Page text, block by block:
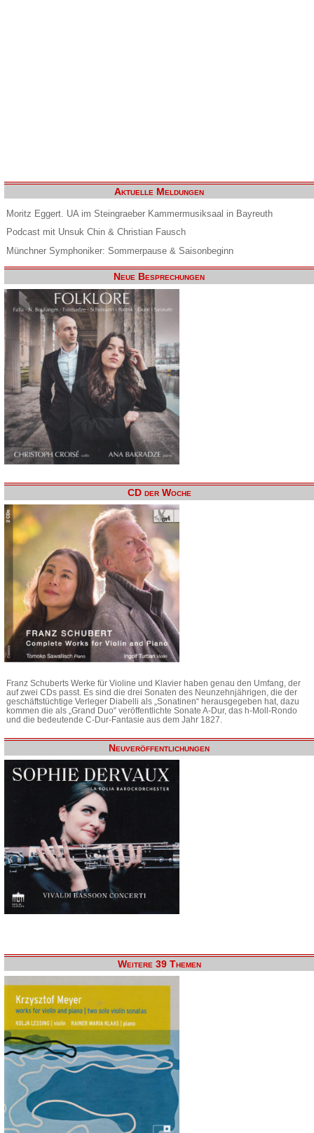
Aktuelle Meldungen
Moritz Eggert. UA im Steingraeber Kammermusiksaal in Bayreuth
Podcast mit Unsuk Chin & Christian Fausch
Münchner Symphoniker: Sommerpause & Saisonbeginn
Neue Besprechungen
CD der Woche
Franz Schuberts Werke für Violine und Klavier haben genau den Umfang, der
auf zwei CDs passt. Es sind die drei Sonaten des Neunzehnjährigen, die der
geschäftstüchtige Verleger Diabelli als „Sonatinen“ herausgegeben hat, dazu
kommen die als „Grand Duo“ veröffentlichte Sonate A-Dur, das h-Moll-Rondo
und die bedeutende C-Dur-Fantasie aus dem Jahr 1827.
Neuveröffentlichungen
Weitere 39 Themen